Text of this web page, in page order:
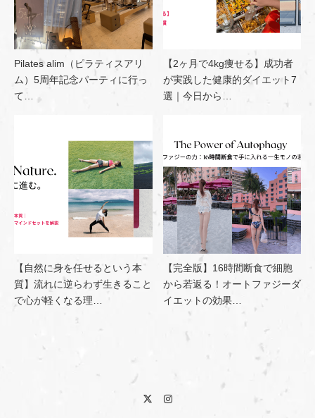
Pilates alim（ピラティスアリ
ム）5周年記念パーティに行っ
て…
【2ヶ月で4kg痩せる】成功者
が実践した健康的ダイエット7
選｜今日から…
【自然に身を任せるという本
質】流れに逆らわず生きること
で心が軽くなる理…
【完全版】16時間断食で細胞
から若返る！オートファジーダ
イエットの効果…